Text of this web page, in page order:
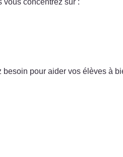
concentrez sur :
pour aider vos élèves à